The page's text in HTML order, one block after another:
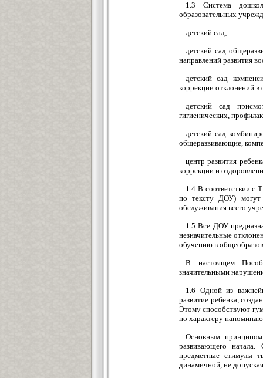
1.3 Система
образовательных
детский сад;
детский сад
направлений развития
детский сад
коррекции отклонений в
детский сад
гигиенических,
детский сад
общеразвивающие,
центр развития
коррекции и
1.4 В соответствии с
по тексту ДОУ) могут
обслуживания всего
1.5 Все ДОУ
незначительные
обучению в
В настоящем
значительными
1.6 Одной из
развитие ребенка,
Этому способствуют
по характеру
Основным принципом
развивающего
предметные стимулы
динамичной, не